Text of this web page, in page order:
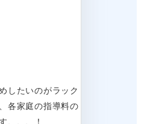
したいのがラック
各家庭の指導料の
、、、！